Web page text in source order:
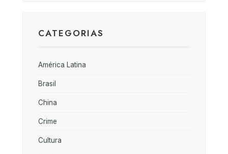
CATEGORIAS
América Latina
Brasil
China
Crime
Cultura